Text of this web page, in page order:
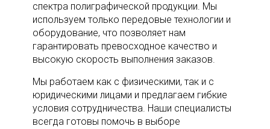
спектра полиграфической продукции. Мы
используем только передовые технологии и
оборудование, что позволяет нам
гарантировать превосходное качество и
высокую скорость выполнения заказов.
Мы работаем как с физическими, так и с
юридическими лицами и предлагаем гибкие
условия сотрудничества. Наши специалисты
всегда готовы помочь в выборе